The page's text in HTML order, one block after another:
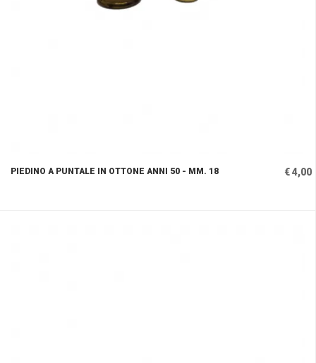
PIEDINO A PUNTALE IN OTTONE ANNI 50 - MM. 18 € 4,00